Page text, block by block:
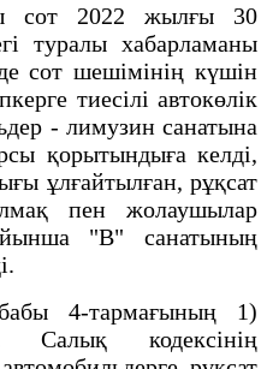
сот 2022 жылғы 30
туралы хабарламаны
сот шешімінің күшін
тиесілі автокөлік
- лимузин санатына
қорытындыға келді,
ұлғайтылған, рұқсат
пен жолаушылар
"В" санатының
4-тармағының 1)
Салық кодексінің